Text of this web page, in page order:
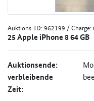
Auktions-ID:962199 / Charge:
25 Apple iPhone 8 64 GB
Auktionsende:
verbleibende
Zeit: